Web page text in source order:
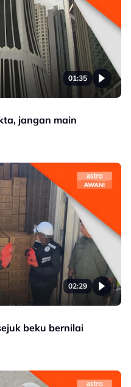
01:35
jangan main
02:29
beku bernilai